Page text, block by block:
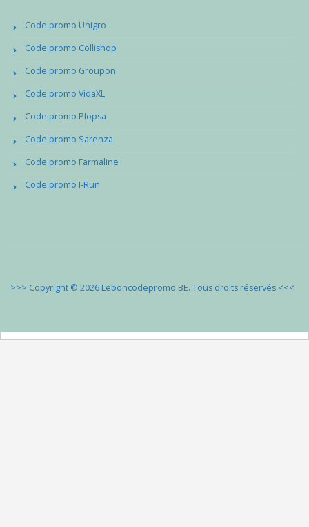
Code promo Unigro
Code promo Collishop
Code promo Groupon
Code promo VidaXL
Code promo Plopsa
Code promo Sarenza
Code promo Farmaline
Code promo I-Run
>>> Copyright © 2026 Leboncodepromo BE. Tous droits réservés <<<